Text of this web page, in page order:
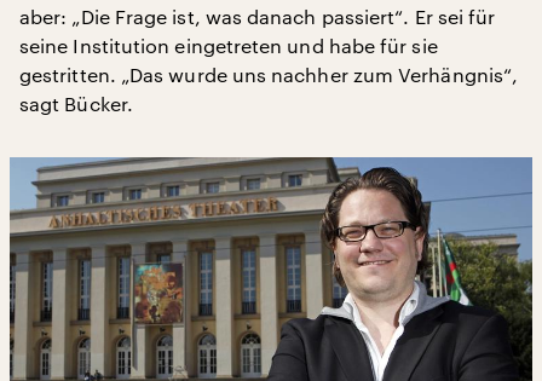
aber: „Die Frage ist, was danach passiert“. Er sei für
seine Institution eingetreten und habe für sie
gestritten. „Das wurde uns nachher zum Verhängnis“,
sagt Bücker.